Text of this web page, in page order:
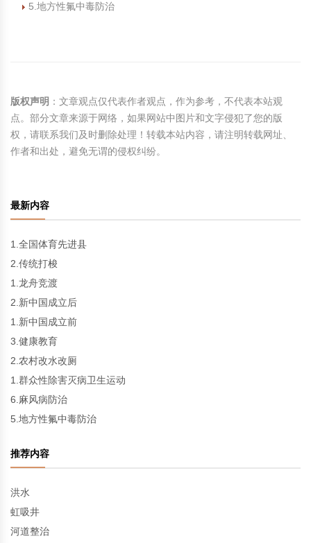
5.地方性氟中毒防治
版权声明 ：文章观点仅代表作者观点，作为参考，不代表本站观
点。部分文章来源于网络，如果网站中图片和文字侵犯了您的版
权，请联系我们及时删除处理！转载本站内容，请注明转载网址、
作者和出处，避免无谓的侵权纠纷。
最新内容
1.全国体育先进县
2.传统打梭
1.龙舟竞渡
2.新中国成立后
1.新中国成立前
3.健康教育
2.农村改水改厕
1.群众性除害灭病卫生运动
6.麻风病防治
5.地方性氟中毒防治
推荐内容
洪水
虹吸井
河道整治